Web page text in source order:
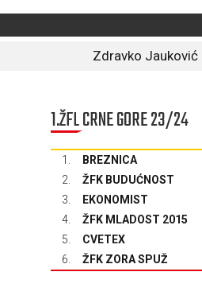
Zdravko Jauković
1.ŽFL CRNE GORE 23/24
1. BREZNICA
2.
ŽFK BUDUĆNOST
3.
EKONOMIST
4.
ŽFK MLADOST 2015
5.
CVETEX
6.
ŽFK ZORA SPUŽ